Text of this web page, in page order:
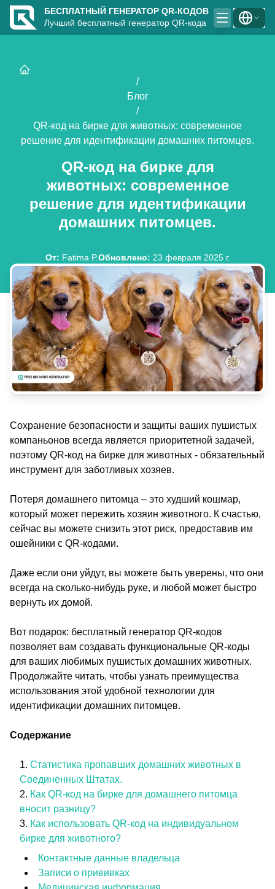
БЕСПЛАТНЫЙ ГЕНЕРАТОР QR-КОДОВ
Лучший бесплатный генератор QR-кода
/
Блог
/
QR-код на бирке для животных: современное
решение для идентификации домашних питомцев.
QR-код на бирке для
животных: современное
решение для идентификации
домашних питомцев.
От: Fatima P.Обновлено: 23 февраля 2025 г.
Сохранение безопасности и защиты ваших пушистых
компаньонов всегда является приоритетной задачей,
поэтому QR-код на бирке для животных - обязательный
инструмент для заботливых хозяев.
Потеря домашнего питомца – это худший кошмар,
который может пережить хозяин животного. К счастью,
сейчас вы можете снизить этот риск, предоставив им
ошейники с QR-кодами.
Даже если они уйдут, вы можете быть уверены, что они
всегда на сколько-нибудь руке, и любой может быстро
вернуть их домой.
Вот подарок: бесплатный генератор QR-кодов
позволяет вам создавать функциональные QR-коды
для ваших любимых пушистых домашних животных.
Продолжайте читать, чтобы узнать преимущества
использования этой удобной технологии для
идентификации домашних питомцев.
Содержание
Статистика пропавших домашних животных в
Соединенных Штатах.
Как QR-код на бирке для домашнего питомца
вносит разницу?
Как использовать QR-код на индивидуальном
бирке для животного?
Контактные данные владельца
Записи о прививках